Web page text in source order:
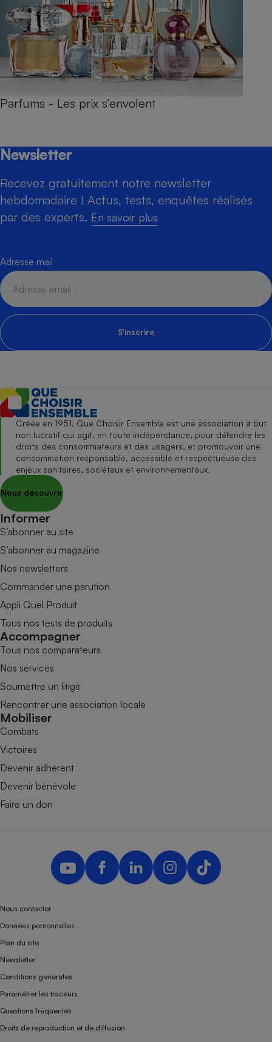
Parfums - Les prix s’envolent
Newsletter
Recevez gratuitement notre newsletter
hebdomadaire ! Actus, tests, enquêtes réalisés
par des experts. En savoir plus
Adresse mail
S'inscrire
Créée en 1951, Que Choisir Ensemble est une association à but
non lucratif qui agit, en toute indépendance, pour défendre les
droits des consommateurs et des usagers, et promouvoir une
consommation responsable, accessible et respectueuse des
enjeux sanitaires, sociétaux et environnementaux.
Nous découvrir
Informer
S’abonner au site
S’abonner au magazine
Nos newsletters
Commander une parution
Appli Quel Produit
Tous nos tests de produits
Accompagner
Tous nos comparateurs
Nos services
Soumettre un litige
Rencontrer une association locale
Mobiliser
Combats
Victoires
Devenir adhérent
Devenir bénévole
Faire un don
Nous contacter
Données personnelles
Plan du site
Newsletter
Conditions générales
Paramétrer les traceurs
Questions fréquentes
Droits de reproduction et de diffusion